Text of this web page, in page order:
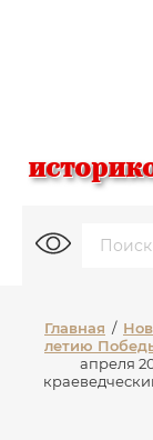
Главная /
летию
апреля